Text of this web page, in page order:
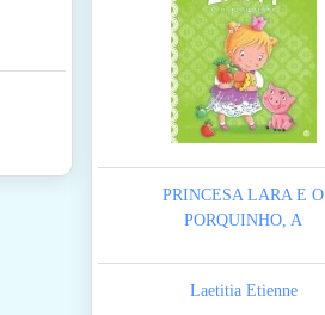
PRINCESA LARA E O
PORQUINHO, A
Laetitia Etienne